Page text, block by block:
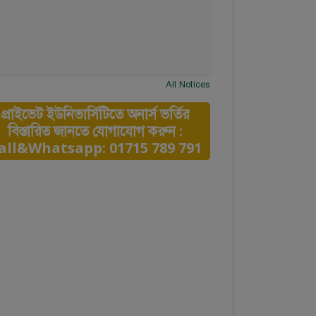
All Notices
প্রাইভেট ইউনিভার্সিটিতে অনার্স ভর্তির
বিস্তারিত জানতে যোগাযোগ করুন :
01715 789 791